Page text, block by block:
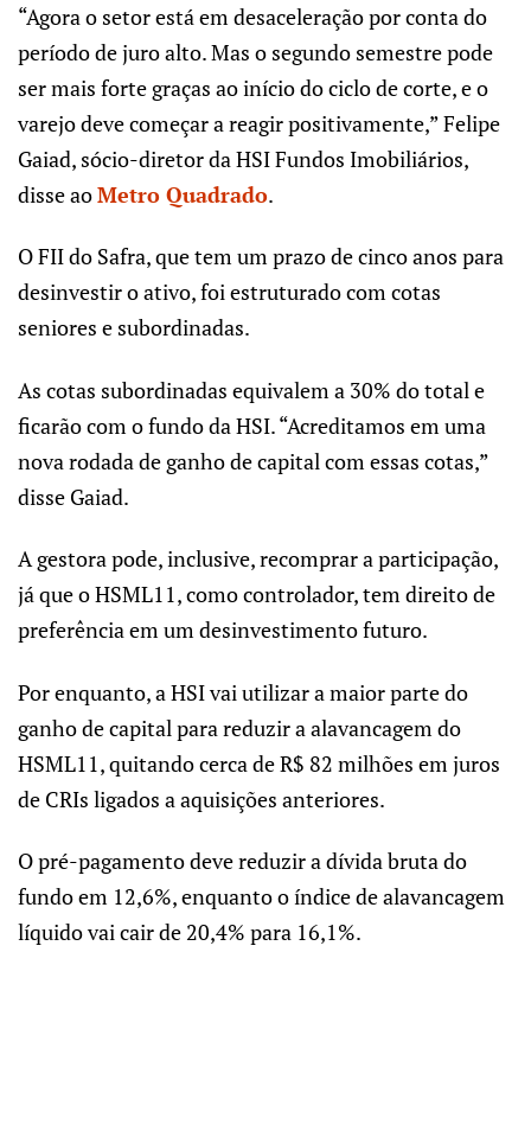
“Agora o setor está em desaceleração por conta do
período de juro alto. Mas o segundo semestre pode
ser mais forte graças ao início do ciclo de corte, e o
varejo deve começar a reagir positivamente,” Felipe
Gaiad, sócio-diretor da HSI Fundos Imobiliários,
disse aoMetro Quadrado.
O FII do Safra, que tem um prazo de cinco anos para
desinvestir o ativo, foi estruturado com cotas
seniores e subordinadas.
As cotas subordinadas equivalem a 30% do total e
ficarão com o fundo da HSI. “Acreditamos em uma
nova rodada de ganho de capital com essas cotas,”
disse Gaiad.
A gestora pode, inclusive, recomprar a participação,
já que o HSML11, como controlador, tem direito de
preferência em um desinvestimento futuro.
Por enquanto, a HSI vai utilizar a maior parte do
ganho de capital para reduzir a alavancagem do
HSML11, quitando cerca de R$ 82 milhões em juros
de CRIs ligados a aquisições anteriores.
O pré-pagamento deve reduzir a dívida bruta do
fundo em 12,6%, enquanto o índice de alavancagem
líquido vai cair de 20,4% para 16,1%.